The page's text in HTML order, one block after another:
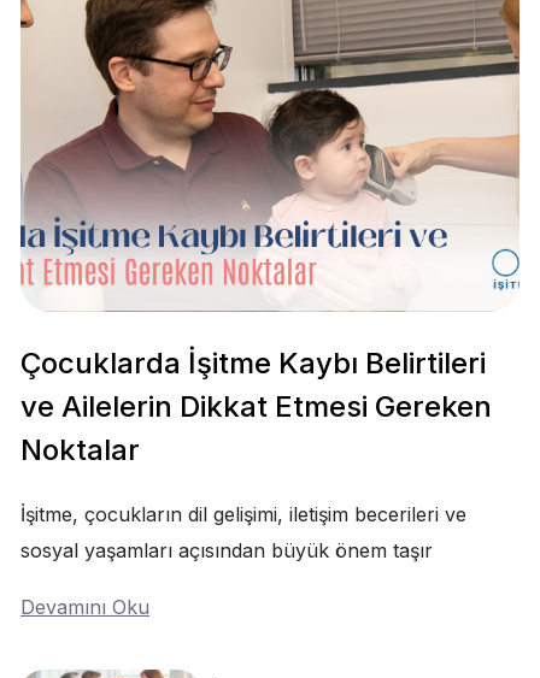
Çocuklarda İşitme Kaybı Belirtileri
ve Ailelerin Dikkat Etmesi Gereken
Noktalar
İşitme, çocukların dil gelişimi, iletişim becerileri ve
sosyal yaşamları açısından büyük önem taşır
Devamını Oku